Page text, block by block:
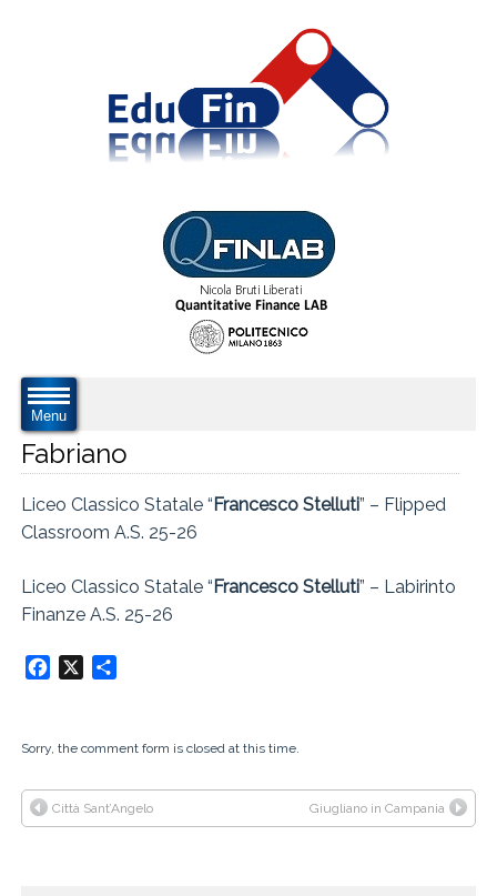
Menu
Fabriano
Liceo Classico Statale “Francesco Stelluti” – Flipped
Classroom A.S. 25-26
Liceo Classico Statale “Francesco Stelluti” – Labirinto
Finanze A.S. 25-26
Facebook
Sorry, the comment form is closed at this time.
Città Sant’Angelo Giugliano in Campania